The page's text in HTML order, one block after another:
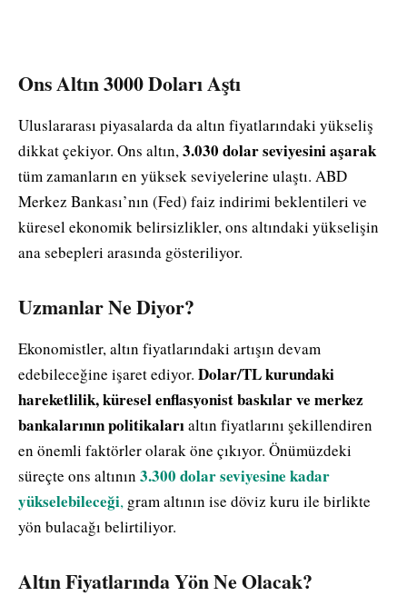
Ons Altın 3000 Doları Aştı
Uluslararası piyasalarda da altın fiyatlarındaki yükseliş
dikkat çekiyor. Ons altın,3.030 dolar seviyesini aşarak
tüm zamanların en yüksek seviyelerine ulaştı. ABD
Merkez Bankası’nın (Fed) faiz indirimi beklentileri ve
küresel ekonomik belirsizlikler, ons altındaki yükselişin
ana sebepleri arasında gösteriliyor.
Uzmanlar Ne Diyor?
Ekonomistler, altın fiyatlarındaki artışın devam
edebileceğine işaret ediyor. Dolar/TL kurundaki
hareketlilik, küresel enflasyonist baskılar ve merkez
bankalarının politikalarıaltın fiyatlarını şekillendiren
en önemli faktörler olarak öne çıkıyor. Önümüzdeki
süreçte ons altının 3.300 dolar seviyesine kadar
yükselebileceği, gram altının ise döviz kuru ile birlikte
yön bulacağı belirtiliyor.
Altın Fiyatlarında Yön Ne Olacak?